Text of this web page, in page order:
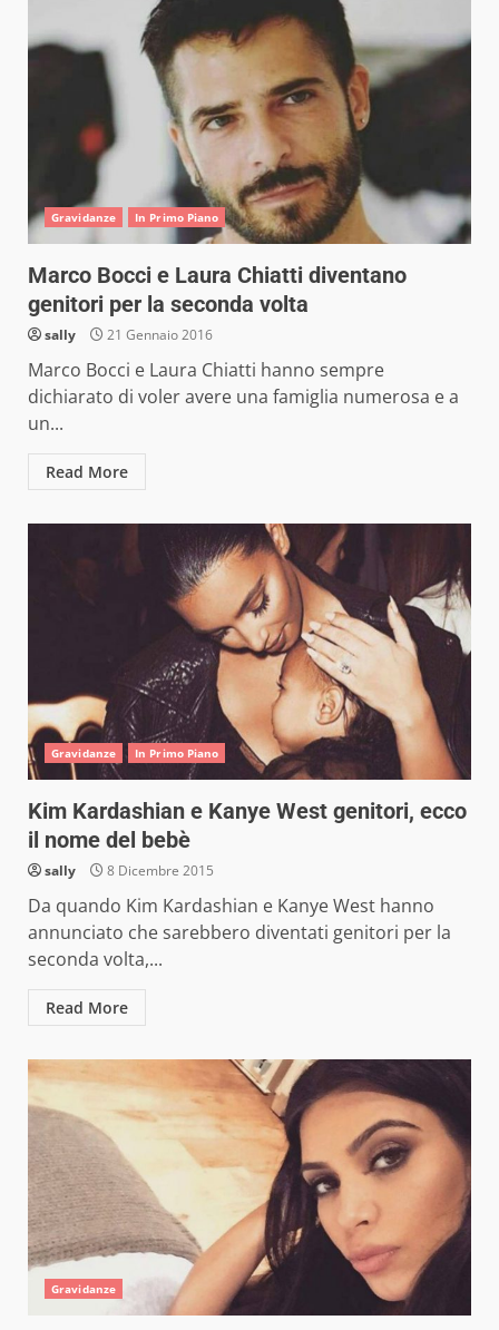
Gravidanze In Primo Piano
Marco Bocci e Laura Chiatti diventano
genitori per la seconda volta
sally 21 Gennaio 2016
Marco Bocci e Laura Chiatti hanno sempre
dichiarato di voler avere una famiglia numerosa e a
un...
Read More
Gravidanze In Primo Piano
Kim Kardashian e Kanye West genitori, ecco
il nome del bebè
sally 8 Dicembre 2015
Da quando Kim Kardashian e Kanye West hanno
annunciato che sarebbero diventati genitori per la
seconda volta,...
Read More
Gravidanze